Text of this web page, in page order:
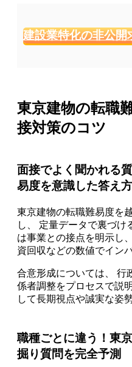
建設業特化の非公開
東京建物の転職
接対策のコツ
面接でよく聞かれる
易度を意識した答え方
東京建物の転職難易度を
し、 定量データで裏づけ
は事業との接点を明示し
資回収などの数値でイン
合意形成については、 行
係者調整をプロセスで説
して長期視点や誠実な姿
職種ごとに違う！東
掘り質問を完全予測